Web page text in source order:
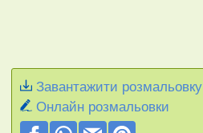
Завантажити розмальовку
Онлайн розмальовки